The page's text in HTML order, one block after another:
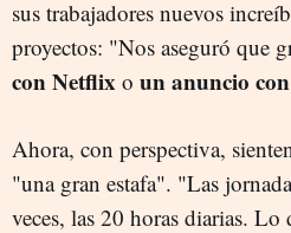
sus trabajadores nuevos
proyectos: "Nos aseguró que
con Netflix o un anuncio
Ahora, con perspectiva,
"una gran estafa". "Las
veces, las 20 horas diarias.